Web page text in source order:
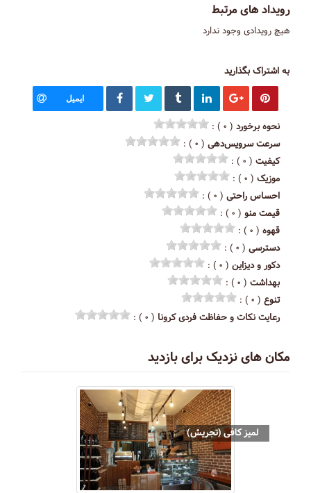
رویداد های مرتبط
هیچ رویدادی وجود ندارد
به اشتراک بگذارید
ایمیل
نحوه برخورد ( ۰ ) :
سرعت سرویس‌دهی ( ۰ ) :
کیفیت ( ۰ ) :
موزیک ( ۰ ) :
احساس راحتی ( ۰ ) :
قیمت منو ( ۰ ) :
قهوه ( ۰ ) :
دسترسی ( ۰ ) :
دکور و دیزاین ( ۰ ) :
بهداشت ( ۰ ) :
تنوع ( ۰ ) :
رعایت نکات و حفاظت فردی کرونا ( ۰ ) :
مکان های نزدیک برای بازدید
لمیز کافی (تجریش)